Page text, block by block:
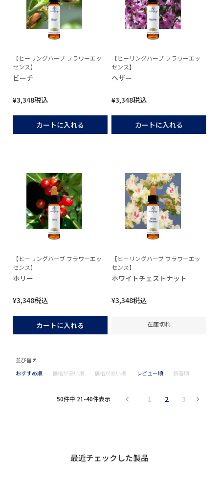
【ヒーリングハーブ フラワーエッ
センス】
ビーチ
¥3,348税込
カートに入れる
【ヒーリングハーブ フラワーエッ
センス】
ヘザー
¥3,348税込
カートに入れる
【ヒーリングハーブ フラワーエッ
センス】
ホリー
¥3,348税込
カートに入れる
【ヒーリングハーブ フラワーエッ
センス】
ホワイトチェストナット
¥3,348税込
在庫切れ
並び替え
おすすめ順
価格が安い順 価格が高い順 レビュー順 新着順
50件中 21-40件表示 1 2 3
最近チェックした製品